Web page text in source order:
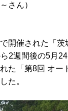
さん）
開催された「茨
2週間後の5月
た「第8回 オー
た。